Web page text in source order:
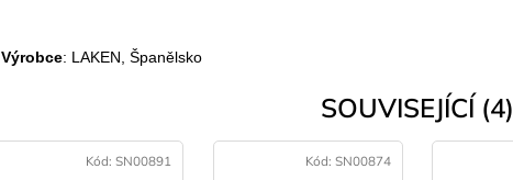
Výrobce: LAKEN, Španělsko
SOUVISEJÍCÍ (4)
Kód:SN00891 Kód: SN00874